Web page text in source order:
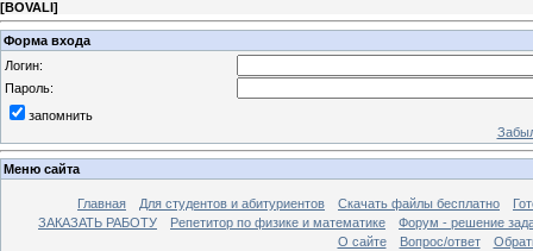
[BOVALI]
Форма входа
Логин:
Пароль:
запомнить
Меню сайта
Главная Для студентов и абитуриентов Скачать файлы бесплатно
ЗАКАЗАТЬ РАБОТУ
Репетитор по физике и математике
Форум - решение
О сайте
Вопрос/ответ